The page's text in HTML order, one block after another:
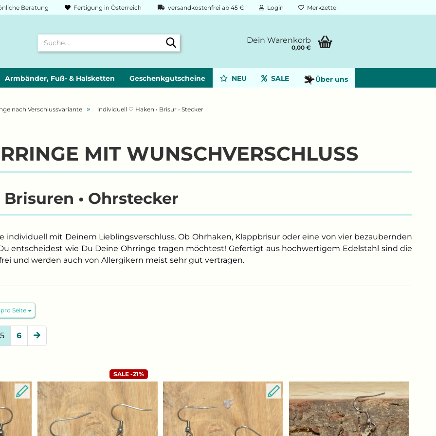
Beratung Fertigung in Österreich versandkostenfrei ab 45 € Login Merkzettel
Dein Warenkorb
0,00 €
Armbänder, Fuß- & Halsketten Geschenkgutscheine NEU SALE Über uns
nach Verschlussvariante » individuell ♡ Haken • Brisur • Stecker
MIT WUNSCHVERSCHLUSS
Brisuren • Ohrstecker
individuell mit Deinem Lieblingsverschluss. Ob Ohrhaken, Klappbrisur oder eine von vier bezaubernden
entscheidest wie Du Deine Ohrringe tragen möchtest! Gefertigt aus hochwertigem Edelstahl sind die
und werden auch von Allergikern meist sehr gut vertragen.
pro Seite
Seite
5 6
-21%